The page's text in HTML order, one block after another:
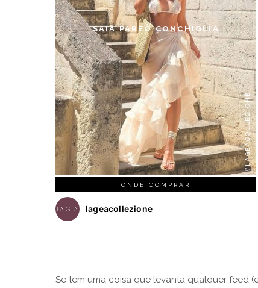
SAIA PAREÔ CONCHIGLIA
#LAGEACOLLEZIONE
ONDE COMPRAR
lageacollezione
Se tem uma coisa que levanta qualquer feed